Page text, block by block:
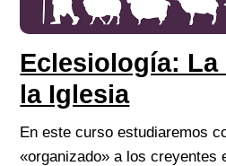
Eclesiología:
la Iglesia
En este curso estudiaremos
«organizado» a los creyentes